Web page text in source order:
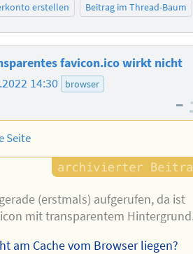
erstellen
Beitrag im Thread-Baum
favicon.ico wirkt nicht
14:30 browser
–
Seite
(erstmals) aufgerufen, da ist
mit transparentem
am Cache vom Browser liegen?